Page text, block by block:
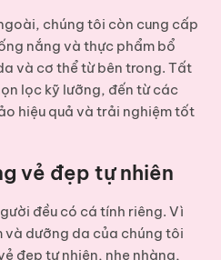
chúng tôi còn cung cấp
nắng và thực phẩm bổ
và cơ thể từ bên trong. Tất
lọc kỹ lưỡng, đến từ các
hiệu quả và trải nghiệm tốt
vẻ đẹp tự nhiên
đều có cá tính riêng. Vì
và dưỡng da của chúng tôi
đẹp tự nhiên, nhẹ nhàng,